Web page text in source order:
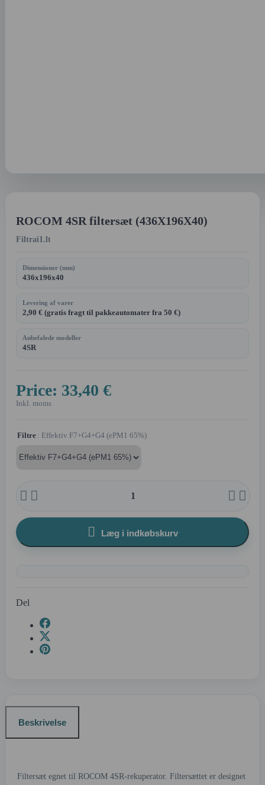
ROCOM 4SR filtersæt (436X196X40)
Filtrai1.lt
Dimensioner (mm)
436x196x40
Levering af varer
2,90 € (gratis fragt til pakkeautomater fra 50 €)
Anbefalede modeller
4SR
Price: 33,40 €
Inkl. moms
Filtre : Effektiv F7+G4+G4 (ePM1 65%)
   
 Læg i indkøbskurv
Del
Beskrivelse
Filtersæt egnet til ROCOM 4SR-rekuperator. Filtersættet er designet